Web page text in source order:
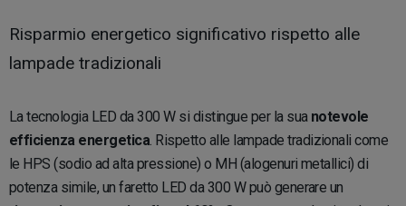
Risparmio energetico significativo rispetto alle
lampade tradizionali
La tecnologia LED da 300 W si distingue per la sua notevole
efficienza energetica. Rispetto alle lampade tradizionali come
le HPS (sodio ad alta pressione) o MH (alogenuri metallici) di
potenza simile, un faretto LED da 300 W può generare un